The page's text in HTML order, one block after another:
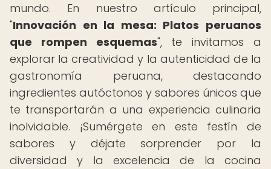
mundo. En nuestro artículo principal,
"Innovación en la mesa: Platos peruanos
que rompen esquemas", te invitamos a
explorar la creatividad y la autenticidad de la
gastronomía peruana, destacando
ingredientes autóctonos y sabores únicos que
te transportarán a una experiencia culinaria
inolvidable. ¡Sumérgete en este festín de
sabores y déjate sorprender por la
diversidad y la excelencia de la cocina